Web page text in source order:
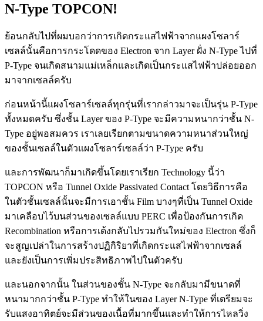
N-Type TOPCON!
ย้อนกลับไปที่ผมบอกว่าการเกิดกระแสไฟฟ้าจากแผงโซลาร์
เซลล์นั้นคือการกระโดดของ Electron จาก Layer ฝั่ง N-Type ไปที่
P-Type จนเกิดสนามแม่เหล็กและเกิดเป็นกระแสไฟฟ้าปล่อยออก
มาจากเซลล์ครับ
ก่อนหน้านี้แผงโซลาร์เซลล์ทุกรุ่นที่เรากล่าวมาจะเป็นรุ่น P-Type
ทั้งหมดครับ ซึ่งชั้น Layer ของ P-Type จะมีความหนากว่าชั้น N-
Type อยู่พอสมควร เราเลยเรียกตามขนาดความหนาส่วนใหญ่
ของชั้นเซลล์ในตัวแผงโซลาร์เซลล์ว่า P-Type ครับ
และการพัฒนาก็มาเกิดขึ้นโดยเราเรียก Technology นี้ว่า
TOPCON หรือ Tunnel Oxide Passivated Contact โดยวิธีการคือ
ในตัวชั้นเซลล์นั้นจะมีการเอาชั้น Film บางๆที่เป็น Tunnel Oxide
มาเคลือบไว้บนส่วนของเซลล์แบบ PERC เพื่อป้องกันการเกิด
Recombination หรือการเด้งกลับไปรวมกันใหม่ของ Electron ซึ่งก็
จะสูญเปล่าในการสร้างปฏิกิริยาที่เกิดกระแสไฟฟ้าจากเซลล์
และยังเป็นการเพิ่มประสิทธิภาพไปในตัวครับ
และนอกจากนั้น ในส่วนของชั้น N-Type จะกลับมามีขนาดที่
หนามากกว่าชั้น P-Type ทำให้ในของ Layer N-Type ที่เตรียมจะ
รับแสงอาทิตย์จะมีส่วนของเนื้อที่มากขึ้นและทำให้การไหลวิ่ง